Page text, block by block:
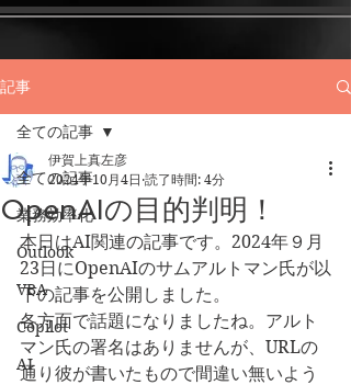
記事
全ての記事
業務効率化
Outlook
VBA
Copilot
AI
全ての記事
OpenAIの目的判明！
伊賀上真左彦
2024年10月4日 読了時間: 4分
本日はAI関連の記事です。2024年９月
23日にOpenAIのサムアルトマン氏が以
下の記事を公開しました。
各方面で話題になりましたね。アルト
マン氏の署名はありませんが、URLの
通り彼が書いたもので間違い無いよう